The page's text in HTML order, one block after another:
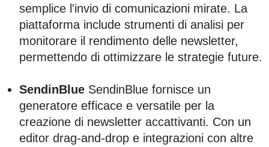
semplice l'invio di comunicazioni mirate. La
piattaforma include strumenti di analisi per
monitorare il rendimento delle newsletter,
permettendo di ottimizzare le strategie future.
SendinBlue SendinBlue fornisce un
generatore efficace e versatile per la
creazione di newsletter accattivanti. Con un
editor drag-and-drop e integrazioni con altre